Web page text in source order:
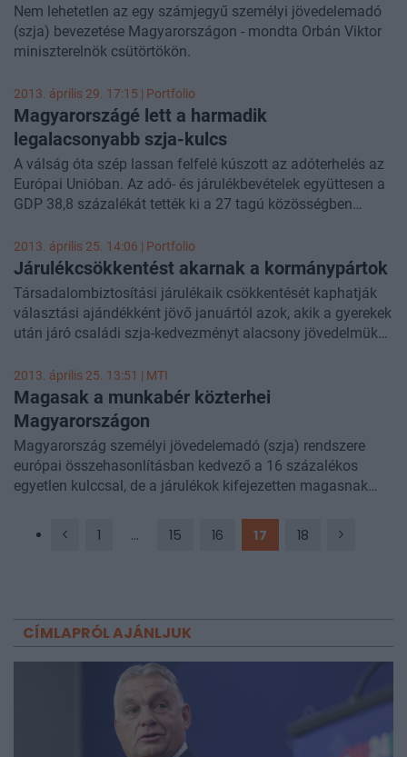
hogy 2014-ben még nem, "ahhoz még nem vagyunk elég
erősek". Arról is beszélt, hogy a nagy profitot termelő média
nem maradhat ki a közteherviselés alól.
Nem lehetetlen az egy számjegyű személyi jövedelemadó
(szja) bevezetése Magyarországon - mondta Orbán Viktor
miniszterelnök csütörtökön.
2013. április 29. 17:15 | Portfolio
Magyarországé lett a harmadik
legalacsonyabb szja-kulcs
A válság óta szép lassan felfelé kúszott az adóterhelés az
Európai Unióban. Az adó- és járulékbevételek együttesen a
GDP 38,8 százalékát tették ki a 27 tagú közösségben
tudott az adóterhelés, nagyjából a GDP 37 százalékára
rúgtak az adó- és járulékbevételek 2011-ben. 2013-ra
azonban sok változás volt hazai téren, miénk lett az EU
harmadik legalacsonyabb szja kulcsa és legmagasabb
áfája.
2013. április 25. 14:06 | Portfolio
Járulékcsökkentést akarnak a kormánypártok
Társadalombiztosítási járulékaik csökkentését kaphatják
választási ajándékként jövő januártól azok, akik a gyerekek
után járó családi szja-kedvezményt alacsony jövedelmük
Az elképzelést a KDNP tavaly júliusban vetette fel a
kormányfőnek, amit laptársunk értesülése szerint már a
Fidesz-frakció is támogat. A költségvetési hatásokról szóló
pontos számítások őszre készülhetnek el, az
előkészületekre rálátó forrás szerint összesen 50-70
milliárd forint között lehet a kedvezmény. Az még nem dőlt
el, hogy a nyugdíj- vagy az egészségbiztosítási járulék
sem, hogy pontosan mennyivel. Utóbbit egyébként nem is
lehetne általánosítani, mivel a kedvezményt minden egyes
2013. április 25. 13:51 | MTI
Magasak a munkabér közterhei
Magyarországon
Magyarország személyi jövedelemadó (szja) rendszere
európai összehasonlításban kedvező a 16 százalékos
egyetlen kulccsal, de a járulékok kifejezetten magasnak
Horváthné Szabó Beáta, a PwC Magyarország igazgatója a
1 ... 15 16 17 18
CÍMLAPRÓL AJÁNLJUK